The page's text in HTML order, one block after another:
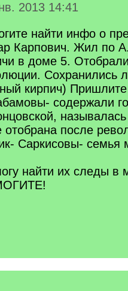
2013 14:41
найти инфо о
Карпович. Жил по
в доме 5.
Сохранились
кирпич)
содержали
отобрана после
Саркисовы- семья
найти их следы в